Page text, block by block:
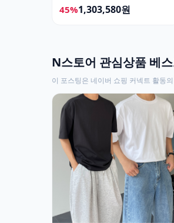
45%1,303,580원
N스토어 관심상품 베
이 포스팅은 네이버 쇼핑 커넥트 활동